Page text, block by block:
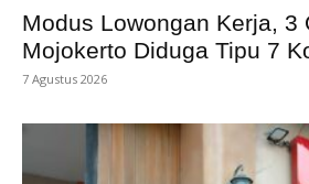
Modus Lowongan Kerja, 3
Mojokerto Diduga Tipu 7
7 Agustus 2026